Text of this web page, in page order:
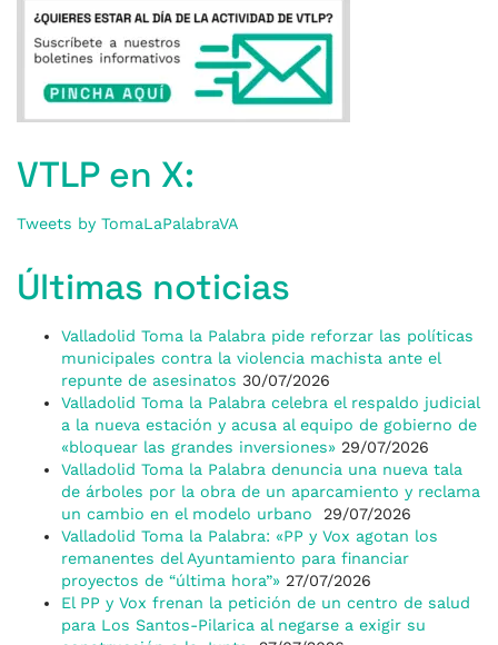
VTLP en X:
Tweets by TomaLaPalabraVA
Últimas noticias
Valladolid Toma la Palabra pide reforzar las políticas
municipales contra la violencia machista ante el
repunte de asesinatos 30/07/2026
Valladolid Toma la Palabra celebra el respaldo judicial
a la nueva estación y acusa al equipo de gobierno de
«bloquear las grandes inversiones» 29/07/2026
Valladolid Toma la Palabra denuncia una nueva tala
de árboles por la obra de un aparcamiento y reclama
un cambio en el modelo urbano
29/07/2026
Valladolid Toma la Palabra: «PP y Vox agotan los
remanentes del Ayuntamiento para financiar
proyectos de “última hora”» 27/07/2026
El PP y Vox frenan la petición de un centro de salud
para Los Santos-Pilarica al negarse a exigir su